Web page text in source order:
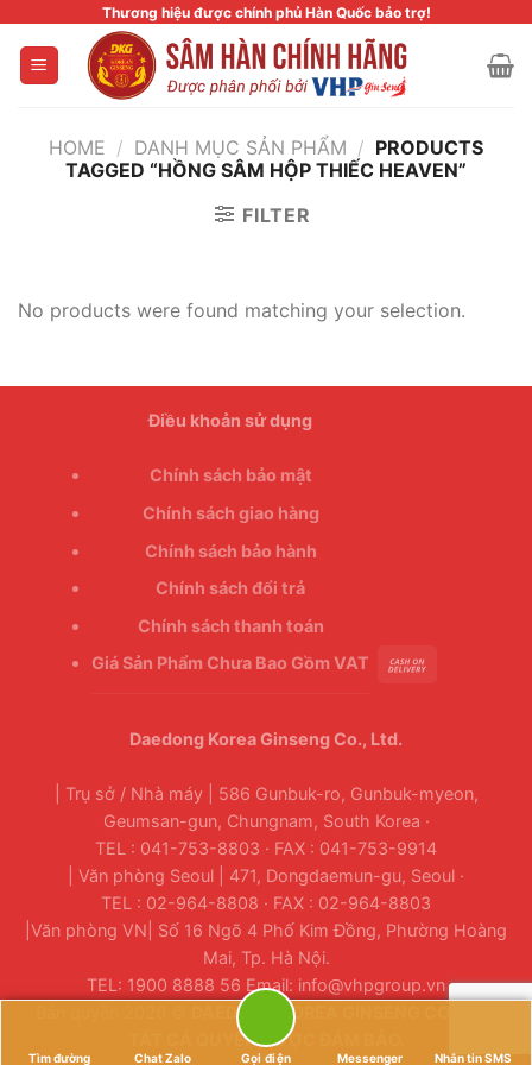
content
Thương hiệu được chính phủ Hàn Quốc bảo trợ!
HOME / DANH MỤC SẢN PHẨM / PRODUCTS
TAGGED “HỒNG SÂM HỘP THIẾC HEAVEN”
FILTER
No products were found matching your selection.
Điều khoản sử dụng
Chính sách bảo mật
Chính sách giao hàng
Chính sách bảo hành
Chính sách đổi trả
Chính sách thanh toán
Giá Sản Phẩm Chưa Bao Gồm VAT
Daedong Korea Ginseng Co., Ltd.
| Trụ sở / Nhà máy | 586 Gunbuk-ro, Gunbuk-myeon,
Geumsan-gun, Chungnam, South Korea ·
TEL : 041-753-8803 · FAX : 041-753-9914
| Văn phòng Seoul | 471, Dongdaemun-gu, Seoul ·
TEL : 02-964-8808 · FAX : 02-964-8803
|Văn phòng VN| Số 16 Ngõ 4 Phố Kim Đồng, Phường Hoàng
Mai, Tp. Hà Nội.
TEL: 1900 8888 56 Email: info@vhpgroup.vn
DAEDONG KOREA GINSENG CO., LTD.
TẤT CẢ QUYỀN ĐƯỢC ĐẢM BẢO.
Tìm đường Chat Zalo Gọi điện Messenger Nhắn tin SMS